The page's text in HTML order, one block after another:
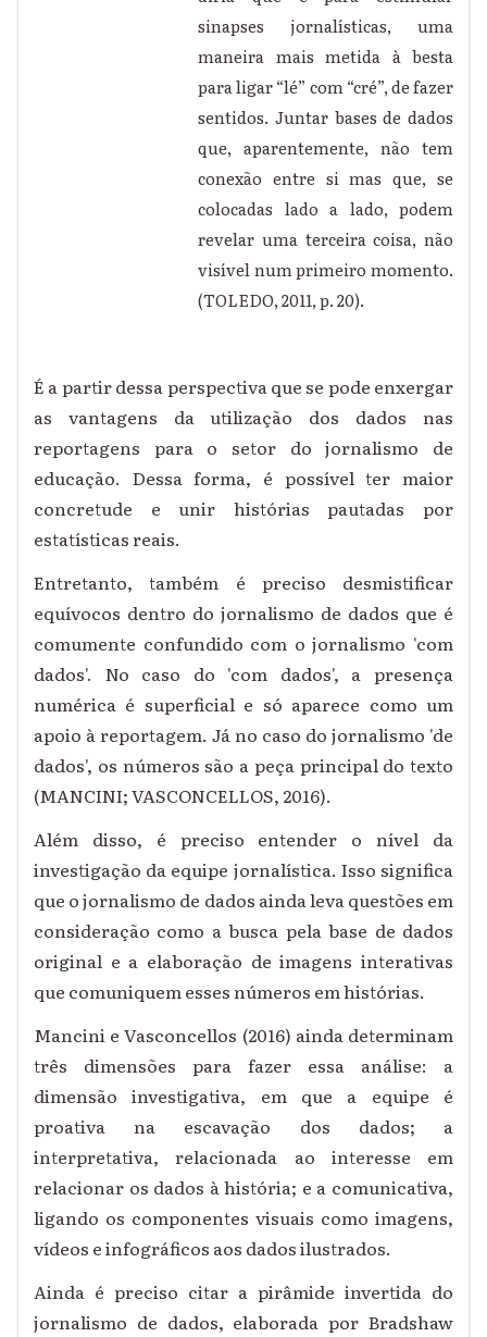
sinapses jornalísticas, uma
maneira mais metida à besta
para ligar “lé” com “cré”, de fazer
sentidos. Juntar bases de dados
que, aparentemente, não tem
conexão entre si mas que, se
colocadas lado a lado, podem
revelar uma terceira coisa, não
visível num primeiro momento.
(TOLEDO, 2011, p. 20).
É a partir dessa perspectiva que se pode enxergar
as vantagens da utilização dos dados nas
reportagens para o setor do jornalismo de
educação. Dessa forma, é possível ter maior
concretude e unir histórias pautadas por
estatísticas reais.
Entretanto, também é preciso desmistificar
equívocos dentro do jornalismo de dados que é
comumente confundido com o jornalismo 'com
dados'. No caso do 'com dados', a presença
numérica é superficial e só aparece como um
apoio à reportagem. Já no caso do jornalismo 'de
dados', os números são a peça principal do texto
(MANCINI; VASCONCELLOS, 2016).
Além disso, é preciso entender o nível da
investigação da equipe jornalística. Isso significa
que o jornalismo de dados ainda leva questões em
consideração como a busca pela base de dados
original e a elaboração de imagens interativas
que comuniquem esses números em histórias.
Mancini e Vasconcellos (2016) ainda determinam
três dimensões para fazer essa análise: a
dimensão investigativa, em que a equipe é
proativa na escavação dos dados; a
interpretativa, relacionada ao interesse em
relacionar os dados à história; e a comunicativa,
ligando os componentes visuais como imagens,
vídeos e infográficos aos dados ilustrados.
Ainda é preciso citar a pirâmide invertida do
jornalismo de dados, elaborada por Bradshaw